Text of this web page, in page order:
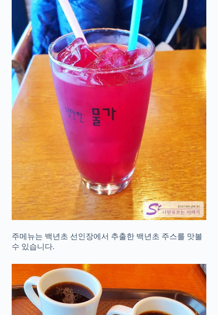
주메뉴는 백년초 선인장에서 추출한 백년초 주스를 맛볼
수 있습니다.